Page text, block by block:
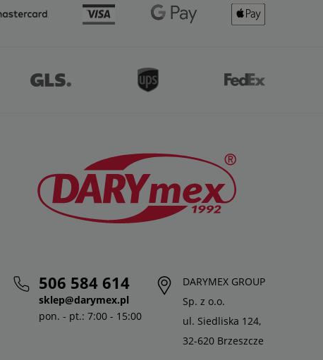
506 584 614
sklep@darymex.pl
pon. - pt.: 7:00 - 15:00
DARYMEX GROUP
Sp. z o.o.
ul. Siedliska 124,
32-620 Brzeszcze